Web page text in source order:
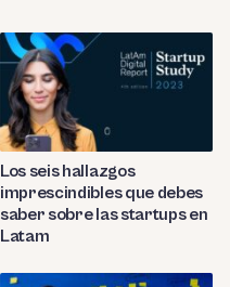
Los seis hallazgos
imprescindibles que debes
saber sobre las startups en
Latam